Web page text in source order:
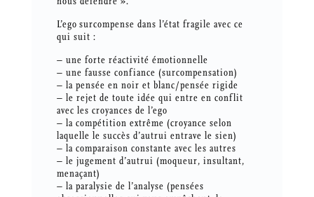
L’ego surcompense dans l’état fragile avec ce
qui suit :
– une forte réactivité émotionnelle
– une fausse confiance (surcompensation)
– la pensée en noir et blanc/pensée rigide
– le rejet de toute idée qui entre en conflit
avec les croyances de l’ego
– la compétition extrême (croyance selon
laquelle le succès d’autrui entrave le sien)
– la comparaison constante avec les autres
– le jugement d’autrui (moqueur, insultant,
menaçant)
– la paralysie de l’analyse (pensées